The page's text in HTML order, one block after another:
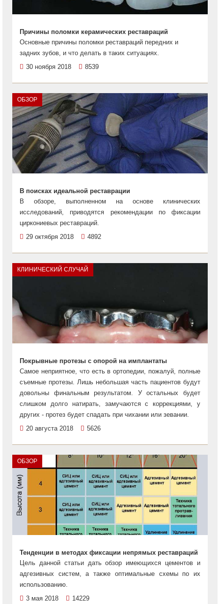
Причины поломки керамических реставраций
Основные причины поломки реставраций передних и
задних зубов, и что делать в таких ситуациях.
30 ноября 2018
8539
ОБЗОР
В поисках идеальной реставрации
В обзоре, выполненном на основе клинических
исследований, приводятся рекомендации по фиксации
циркониевых реставраций.
29 октября 2018
4892
КЛИНИЧЕСКИЙ СЛУЧАЙ
Покрывные протезы с опорой на имплантаты
Самое неприятное, что есть в ортопедии, пожалуй, полные
съемные протезы. Лишь небольшая часть пациентов будут
довольны финальным результатом. У остальных будет
слишком долго натирать, замучаются с коррекциями, у
других - протез будет спадать при чихании или зевании.
20 августа 2018
5626
ОБЗОР
Тенденции в методах фиксации непрямых реставраций
Цель данной статьи дать обзор имеющихся цементов и
адгезивных систем, а также оптимальные схемы по их
использованию.
3 мая 2018
14229